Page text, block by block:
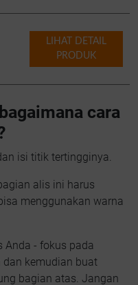
LIHAT DETAIL
PRODUK
cara
isi titik tertingginya.
alis ini harus
menggunakan warna
Anda - fokus pada
kemudian buat
bagian atas. Jangan